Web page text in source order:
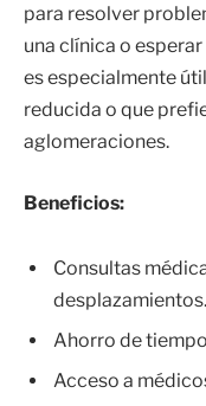
para resolver
una clínica o
es especialmente
reducida o que
aglomeraciones.
Beneficios:
Consultas
desplazamientos.
Ahorro de
Acceso a